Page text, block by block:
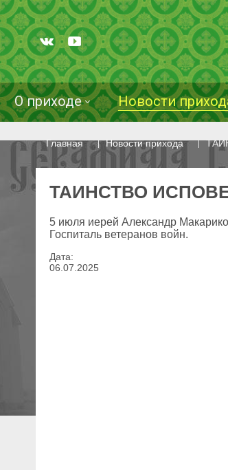
О приходе Новости
Главная Новости прихода
ТАИНСТВО
5 июля иерей Александр
Госпиталь ветеранов войн.
Дата:
06 07 2025